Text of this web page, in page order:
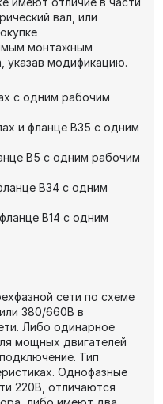
вал, или
монтажным
указав модификацию.
с одним рабочим
и фланце В35 с одним
В5 с одним рабочим
В34 с одним
В14 с одним
сети по схеме
380/660В в
Либо одинарное
мощных двигателей
Тип
Однофазные
220В, отличаются